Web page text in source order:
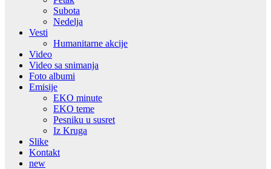
Subota
Nedelja
Vesti
Humanitarne akcije
Video
Video sa snimanja
Foto albumi
Emisije
EKO minute
EKO teme
Pesniku u susret
Iz Kruga
Slike
Kontakt
new